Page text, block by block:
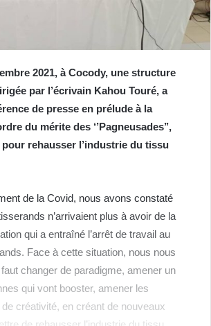
2021, à Cocody, une structure
par l’écrivain Kahou Touré, a
de presse en prélude à la
du mérite des ‘’Pagneusades’’,
pour rehausser l’industrie du tissu
de la Covid, nous avons constaté
n’arrivaient plus à avoir de la
qui a entraîné l’arrêt de travail au
Face à cette situation, nous nous
changer de paradigme, amener un
qui vont booster, amener les
créativité, en créant de nouveaux